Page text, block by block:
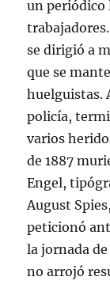
un
se dirigió a
que se
huelguistas.
policía,
varios
de 1887
Engel,
August
peticionó
la jornada
no arrojó